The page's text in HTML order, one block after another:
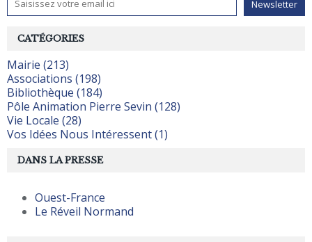
CATÉGORIES
Mairie (213)
Associations (198)
Bibliothèque (184)
Pôle Animation Pierre Sevin (128)
Vie Locale (28)
Vos Idées Nous Intéressent (1)
DANS LA PRESSE
Ouest-France
Le Réveil Normand